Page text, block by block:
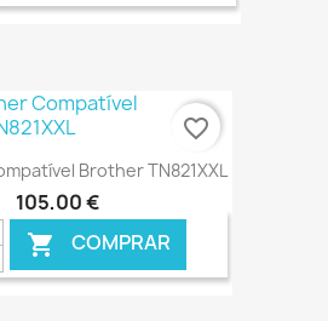
Brother TN821XXL
105,00 €
 COMPRAR
favorite_border